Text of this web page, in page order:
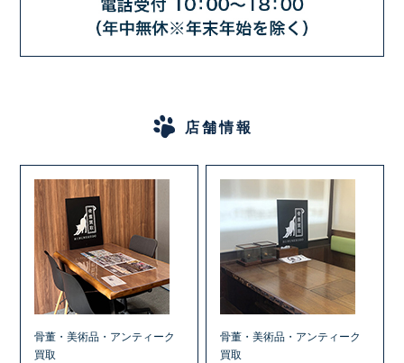
店舗情報
骨董・美術品・アンティーク
買取
骨董・美術品・アンティーク
買取